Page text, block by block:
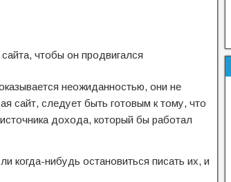
чтобы он продвигался
неожиданностью, они не
сайт, следует быть готовым к тому, что
дохода, который бы работал
когда-нибудь остановиться писать их, и